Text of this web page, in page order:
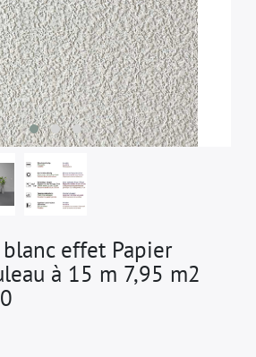
effet Papier
à 15 m 7,95 m2